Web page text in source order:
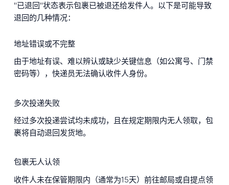
"已退回"状态表示包裹已被退还给发件人。以下是可能导致
退回的几种情况：
地址错误或不完整
由于地址有误、难以辨认或缺少关键信息（如公寓号、门禁
密码等），快递员无法确认收件人身份。
多次投递失败
经过多次投递尝试均未成功，且在规定期限内无人领取，包
裹将自动退回发货地。
包裹无人认领
收件人未在保管期限内（通常为15天）前往邮局或自提点领